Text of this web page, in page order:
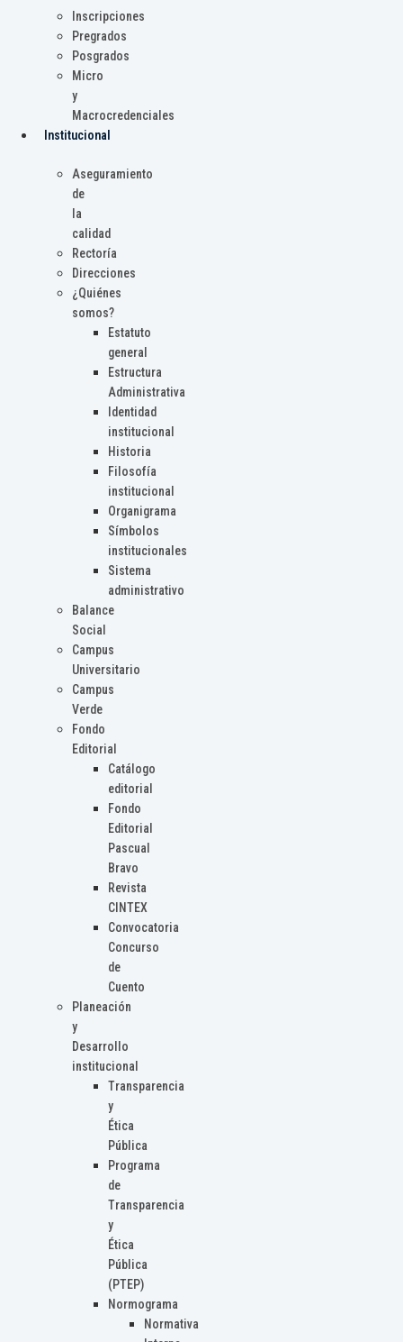
Inscripciones
Pregrados
Posgrados
Micro
y
Macrocredenciales
Institucional
Aseguramiento
de
la
calidad
Rectoría
Direcciones
¿Quiénes
somos?
Estatuto
general
Estructura
Administrativa
Identidad
institucional
Historia
Filosofía
institucional
Organigrama
Símbolos
institucionales
Sistema
administrativo
Balance
Social
Campus
Universitario
Campus
Verde
Fondo
Editorial
Catálogo
editorial
Fondo
Editorial
Pascual
Bravo
Revista
CINTEX
Convocatoria
Concurso
de
Cuento
Planeación
y
Desarrollo
institucional
Transparencia
y
Ética
Pública
Programa
de
Transparencia
y
Ética
Pública
(PTEP)
Normograma
Normativa